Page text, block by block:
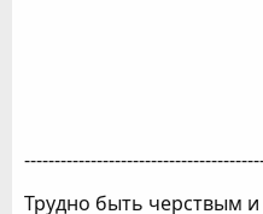
Трудно быть черствым